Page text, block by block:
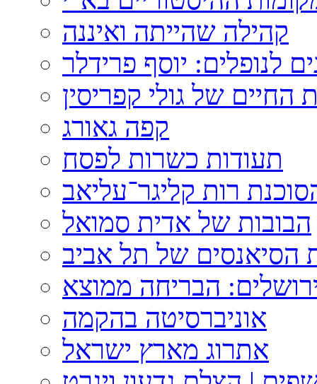
קהילה שהייתה ואיננה
לנופלים: יוסף פרידלר
החיים של גולי קפריסין
קפה גאורג
תעודות כשרות לפסח
רות קליגר־עליאב
הבובות של אדית סמואל
של תל אביב
הבריחה ממוצא
אוניברסיטה בהקמה
אתרוג מארץ ישראל